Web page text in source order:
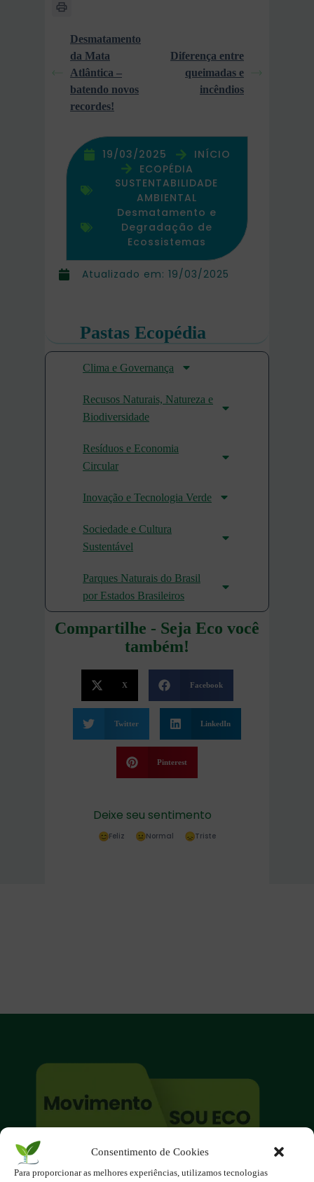
Consentimento de Cookies
Para proporcionar as melhores experiências, utilizamos tecnologias
Atualizado em: 19/03/2025
Desmatamento
da Mata
Atlântica –
batendo novos
recordes!
Diferença entre
queimadas e
incêndios
19/03/2025
INÍCIO
ECOPÉDIA
SUSTENTABILIDADE
AMBIENTAL
Desmatamento e
Degradação de
Ecossistemas
Pastas Ecopédia
Clima e Governança
Recusos Naturais, Natureza e
Biodiversidade
Resíduos e Economia
Circular
Inovação e Tecnologia Verde
Sociedade e Cultura
Sustentável
Parques Naturais do Brasil
por Estados Brasileiros
Compartilhe - Seja Eco você
também!
X Facebook
Twitter LinkedIn
Pinterest
Deixe seu sentimento
Feliz Normal Triste
O site é um movimento ambientalista!